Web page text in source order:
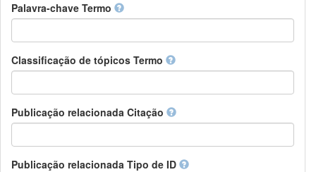
Ciências da Terra e do meio ambiente
Direito
Ciências matemáticas
Medicina, Saúde e Ciências da Vida
Ciências Sociais
Outros
Palavra-chave Termo
Classificação de tópicos Termo
Publicação relacionada Citação
Publicação relacionada Tipo de ID